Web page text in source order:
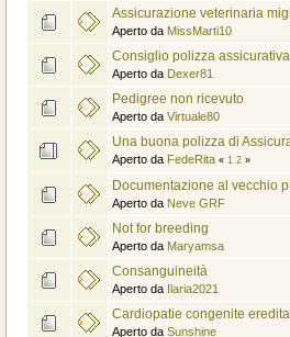
Assicurazione veterinaria
Aperto da MissMarti10
Consiglio polizza assicurativa
Aperto da Dexer81
Pedigree non ricevuto
Aperto da Virtuale80
Una buona polizza di
Aperto da FedeRita « 1 2»
Documentazione al vecchio
Aperto da Neve GRF
Not for breeding
Aperto da Maryamsa
Consanguineità
Aperto da Ilaria2021
Cardiopatie congenite
Aperto da Sunshine